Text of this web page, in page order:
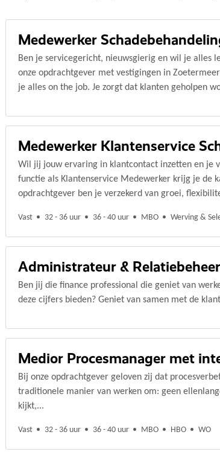
Medewerker
Ben je servicegericht, nieuwsgierig en wil je alles
onze opdrachtgever met vestigingen in
je alles on the job. Je zorgt dat klanten geholpen
Medewerker Klantenservice
Wil jij jouw ervaring in klantcontact inzetten en je
functie als Klantenservice Medewerker krijg je de
opdrachtgever ben je verzekerd van groei,
Vast 32 - 36 uur 36 - 40 uur MBO Werving &
Administrateur &
Ben jij die finance professional die geniet van
deze cijfers bieden? Geniet van samen met de
Medior Procesmanager met
Bij onze opdrachtgever geloven zij dat
traditionele manier van werken om: geen
kijkt,...
Vast 32 - 36 uur 36 - 40 uur MBO HBO WO